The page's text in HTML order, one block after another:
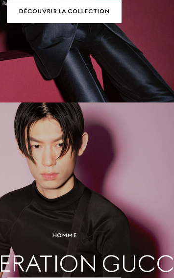
DÉCOUVRIR LA COLLECTION
HOMME